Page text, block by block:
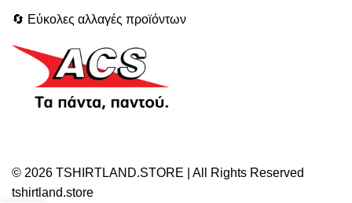
🔄 Εύκολες αλλαγές προϊόντων
© 2026 TSHIRTLAND.STORE | All Rights Reserved
tshirtland.store